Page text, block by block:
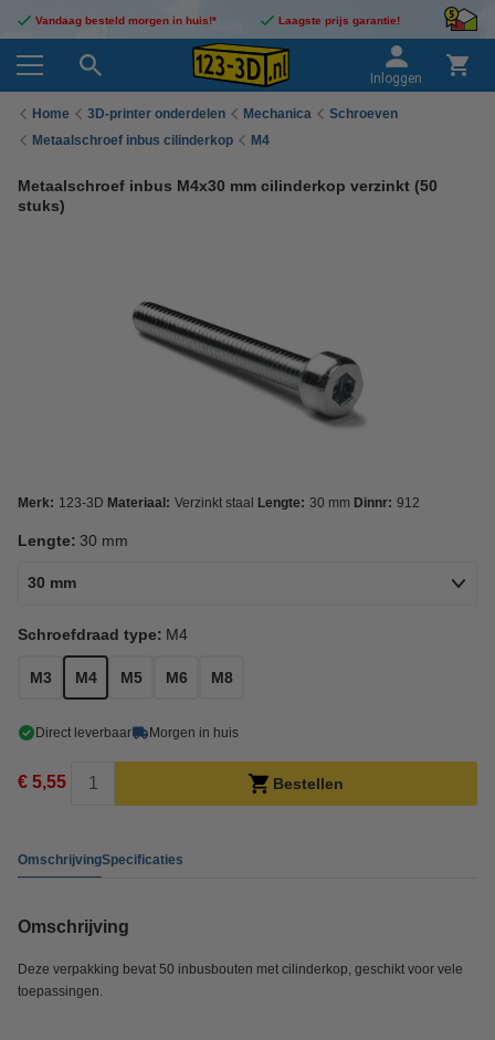
Vandaag besteld morgen in huis!* Laagste prijs garantie!
Inloggen
Home 3D-printer onderdelen Mechanica
Schroeven
Metaalschroef inbus cilinderkop
M4
Metaalschroef inbus M4x30 mm cilinderkop verzinkt (50
stuks)
Merk: 123-3D Materiaal: Verzinkt staal Lengte: 30 mm Dinnr: 912
Lengte: 30 mm
30 mm
Schroefdraad type: M4
M3 M4 M5 M6 M8
Direct leverbaar Morgen in huis
€ 5,55 Bestellen
OmschrijvingSpecificaties
Omschrijving
Deze verpakking bevat 50 inbusbouten met cilinderkop, geschikt voor vele
toepassingen.